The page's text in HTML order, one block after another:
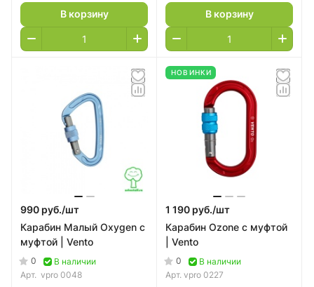
В корзину В корзину
990 руб./шт
Карабин Малый Oxygen с
муфтой | Vento
0
В наличии
Арт. vpro 0048
НОВИНКИ
1 190 руб./шт
Карабин Ozone с муфтой
| Vento
0
В наличии
Арт. vpro 0227